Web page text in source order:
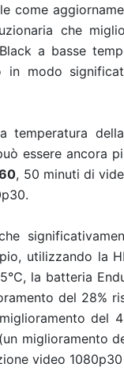
come
che
a basse
in modo
temperatura
essere ancora
, 50 minuti di
utilizzando la
la batteria
del 28%
del
miglioramento
video